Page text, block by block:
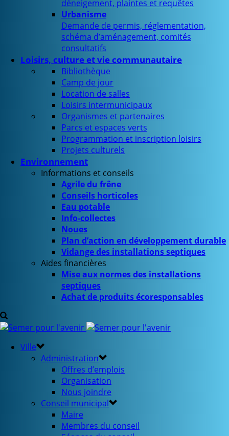
déneigement, plaintes et requêtes
Urbanisme
Demande de permis, réglementation,
schéma d’aménagement, comités
consultatifs
Loisirs, culture et vie communautaire
Bibliothèque
Camp de jour
Location de salles
Loisirs intermunicipaux
Organismes et partenaires
Parcs et espaces verts
Programmation et inscription loisirs
Projets culturels
Environnement
Informations et conseils
Agrile du frêne
Conseils horticoles
Eau potable
Info-collectes
Noues
Plan d’action en développement durable
Vidange des installations septiques
Aides financières
Mise aux normes des installations
septiques
Achat de produits écoresponsables
Ville
Administration
Offres d’emplois
Organisation
Nous joindre
Conseil municipal
Maire
Membres du conseil